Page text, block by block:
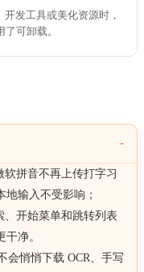
发工具或美化资源时，
可卸载。
软拼音不再上传打字习
输入不受影响；
、开始菜单和跳转列表
净。
会悄悄下载 OCR、手写